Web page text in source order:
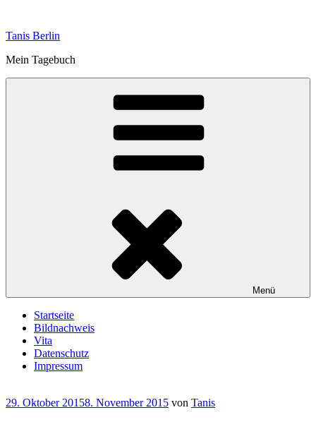
springen
Tanis Berlin
Mein Tagebuch
Menü
Startseite
Bildnachweis
Vita
Datenschutz
Impressum
Veröffentlicht
29. Oktober 20158. November 2015 von Tanis